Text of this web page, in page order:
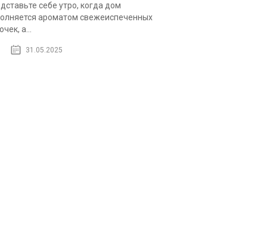
себе утро, когда дом
ароматом свежеиспеченных
а...
31.05.2025